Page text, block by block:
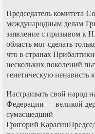
Председатель комитета
международным делам
заявление с призывом к
область мог сделать
что в странах
нескольких поколений
генетическую ненависть
Настраивать свой народ
Федерации — великой
сумасшедший
Григорий